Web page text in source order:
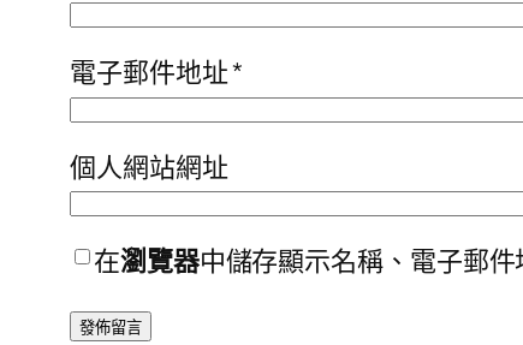
電子郵件地址*
個人網站網址
在瀏覽器中儲存顯示名稱、電子郵